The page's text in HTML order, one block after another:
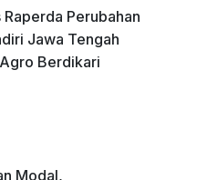
Raperda Perubahan
Jawa Tengah
Berdikari